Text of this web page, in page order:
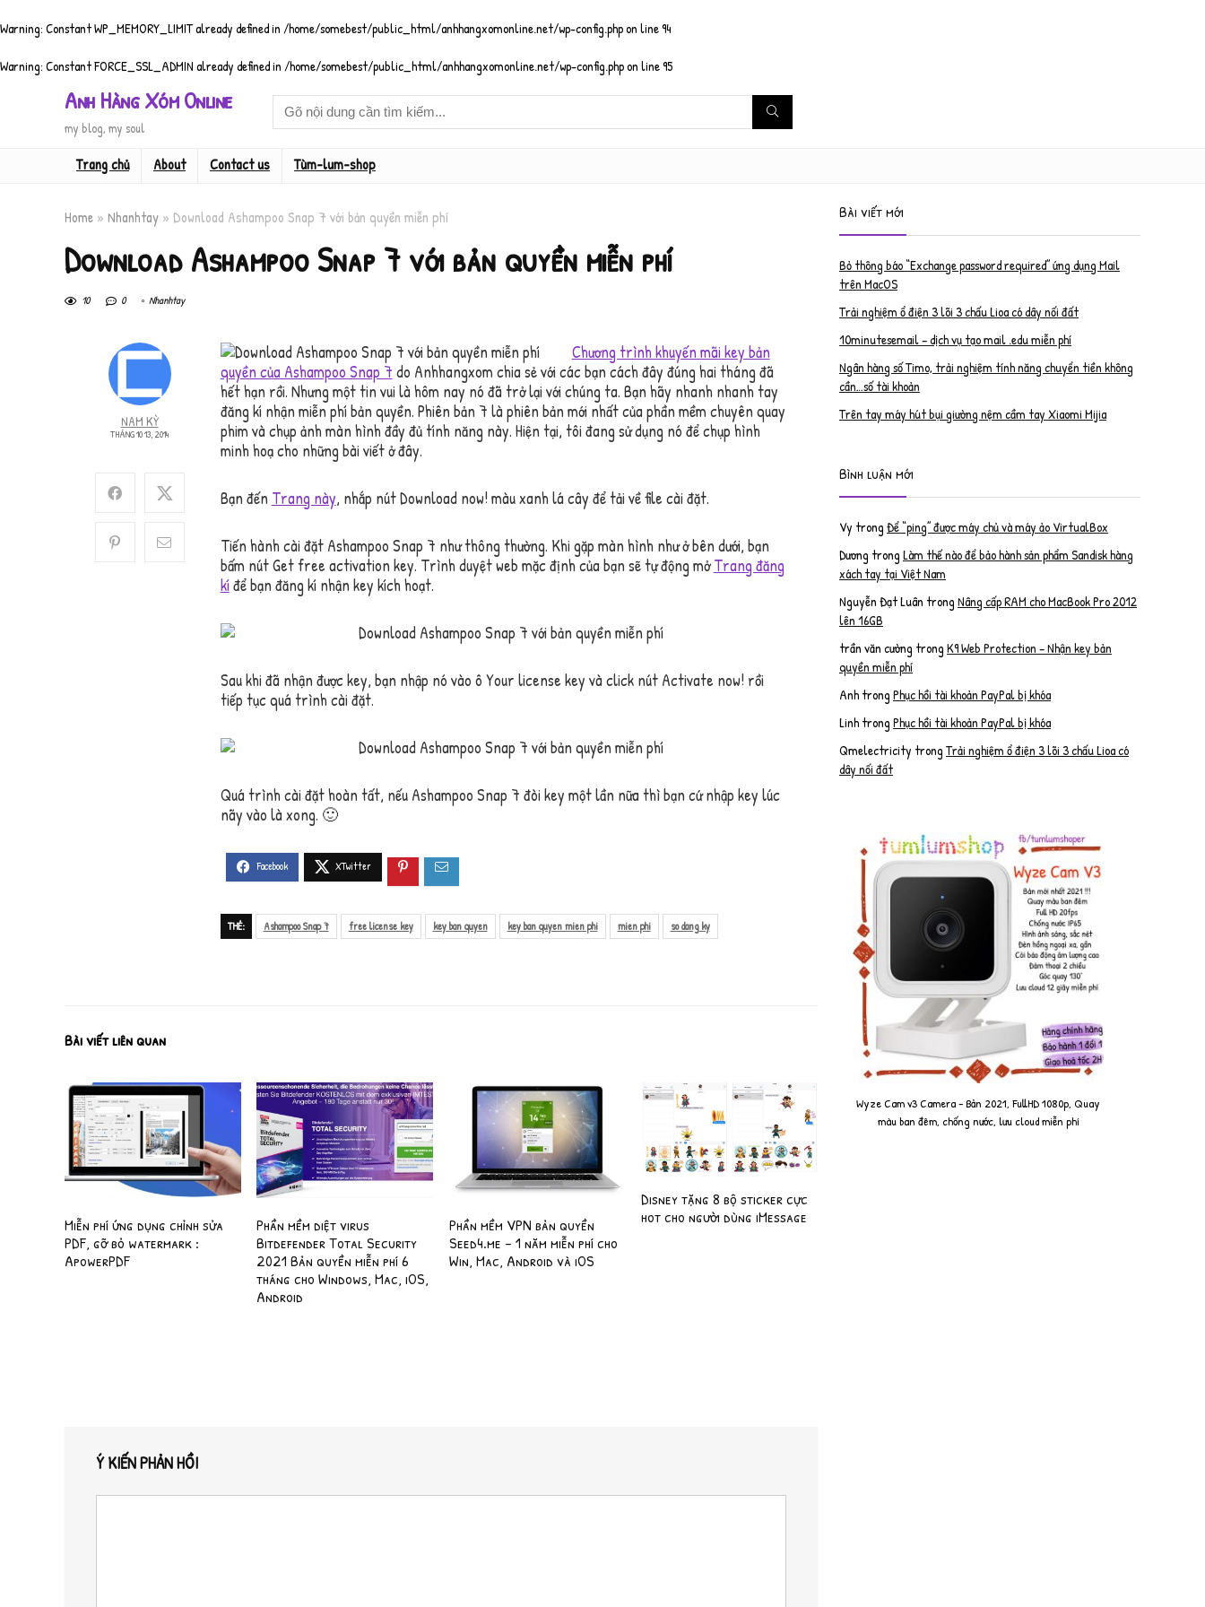
Warning: Constant WP_MEMORY_LIMIT already defined in/home/somebest/public_html/anhhangxomonline.net/wp-config.phpon line94
Warning: Constant FORCE_SSL_ADMIN already defined in/home/somebest/public_html/anhhangxomonline.net/wp-config.phpon line95
Anh Hàng Xóm Online
my blog, my soul
Trang chủ About Contact us Tùm-lum-shop
Home » Nhanhtay » Download Ashampoo Snap 7 với bản quyền miễn phí
Download Ashampoo Snap 7 với bản quyền miễn phí
10 0 Nhanhtay
NAM KỲ
THÁNG 10 13, 2014
Chương trình khuyến mãi key bản
quyền của Ashampoo Snap 7 do Anhhangxom chia sẻ với các bạn cách đây đúng hai tháng đã
hết hạn rồi. Nhưng một tin vui là hôm nay nó đã trở lại với chúng ta. Bạn hãy nhanh nhanh tay
đăng kí nhận miễn phí bản quyền. Phiên bản 7 là phiên bản mới nhất của phần mềm chuyên quay
phim và chụp ảnh màn hình đầy đủ tính năng này. Hiện tại, tôi đang sử dụng nó để chụp hình
minh hoạ cho những bài viết ở đây.
Bạn đến Trang này, nhắp nút Download now! màu xanh lá cây để tải về file cài đặt.
Tiến hành cài đặt Ashampoo Snap 7 như thông thường. Khi gặp màn hình như ở bên dưới, bạn
bấm nút Get free activation key. Trình duyệt web mặc định của bạn sẽ tự động mởTrang đăng
kí để bạn đăng kí nhận key kích hoạt.
Sau khi đã nhận được key, bạn nhập nó vào ô Your license key và click nút Activate now! rồi
tiếp tục quá trình cài đặt.
Quá trình cài đặt hoàn tất, nếu Ashampoo Snap 7 đòi key một lần nữa thì bạn cứ nhập key lúc
nãy vào là xong. 🙂
THẺ: Ashampoo Snap 7 free license key key ban quyen key ban quyen mien phi mien phi so dang ky
Bài viết liên quan
Miễn phí ứng dụng chỉnh sửa
PDF, gỡ bỏ watermark :
ApowerPDF
Phần mềm diệt virus
Bitdefender Total Security
2021 Bản quyền miễn phí 6
tháng cho Windows, Mac, iOS,
Android
Phần mềm VPN bản quyền
Seed4.me – 1 năm miễn phí cho
Win, Mac, Android và iOS
Disney tặng 8 bộ sticker cực
hot cho người dùng iMessage
Ý KIẾN PHẢN HỒI
Bài viết mới
Bỏ thông báo “Exchange password required” ứng dụng Mail
trên MacOS
Trải nghiệm ổ điện 3 lõi 3 chấu Lioa có dây nối đất
10minutesemail – dịch vụ tạo mail .edu miễn phí
Ngân hàng số Timo, trải nghiệm tính năng chuyển tiền không
cần…số tài khoản
Trên tay máy hút bụi giường nệm cầm tay Xiaomi Mijia
Bình luận mới
Vy trongĐể “ping” được máy chủ và máy ảo VirtualBox
Dương trongLàm thế nào để bảo hành sản phẩm Sandisk hàng
xách tay tại Việt Nam
Nguyễn Đạt Luân trongNâng cấp RAM cho MacBook Pro 2012
lên 16GB
trần văn cường trongK9 Web Protection – Nhận key bản
quyền miễn phí
AnhtrongPhục hồi tài khoản PayPal bị khóa
LinhtrongPhục hồi tài khoản PayPal bị khóa
Qmelectricity trongTrải nghiệm ổ điện 3 lõi 3 chấu Lioa có
dây nối đất
Wyze Cam v3 Camera - Bản 2021, FullHD 1080p, Quay
màu ban đêm, chống nước, lưu cloud miễn phí